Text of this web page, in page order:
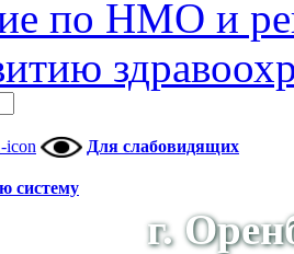
по НМО и
Для слабовидящих
систему
г.